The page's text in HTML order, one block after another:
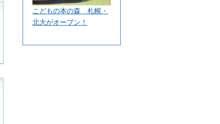
こどもの本の森 札幌・
北大がオープン！